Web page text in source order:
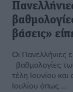
βάσεις»
Οι Πανελλήνιες
βαθμολογίες
τέλη Ιουνίου και
Ιουλίου όπως ...